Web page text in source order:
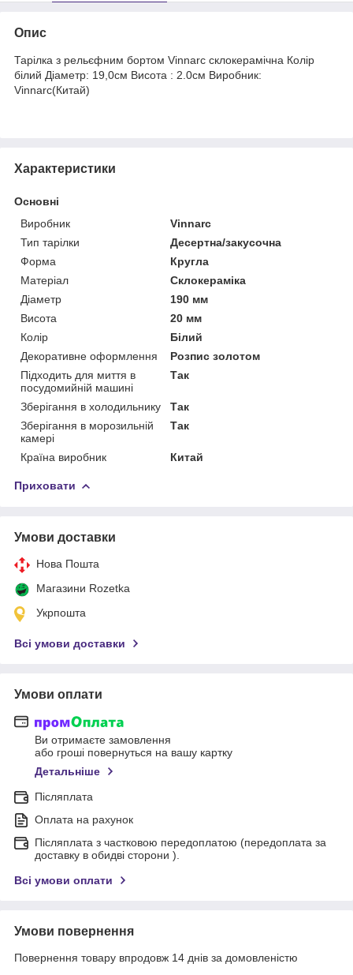
Опис
Тарілка з рельєфним бортом Vinnarc склокерамічна Колір
білий Діаметр: 19,0см Висота : 2.0см Виробник:
Vinnarc(Китай)
Характеристики
Основні
Виробник
Vinnarc
Тип тарілки
Десертна/закусочна
Форма
Кругла
Матеріал
Склокераміка
Діаметр
190 мм
Висота
20 мм
Колір
Білий
Декоративне оформлення
Розпис золотом
Підходить для миття в
посудомийній машині
Так
Зберігання в холодильнику
Так
Зберігання в морозильній
камері
Так
Країна виробник Китай
Приховати
Умови доставки
Нова Пошта
Магазини Rozetka
Укрпошта
Всі умови доставки
Умови оплати
Ви отримаєте замовлення
або гроші повернуться на вашу картку
Детальніше
Післяплата
Оплата на рахунок
Післяплата з частковою передоплатою (передоплата за
доставку в обидві сторони ).
Всі умови оплати
Умови повернення
Повернення товару впродовж 14 днів за домовленістю